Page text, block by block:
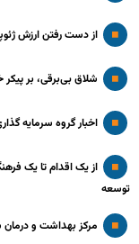
از دست رفتن ارزش
شلاق‌ بی‌برقی، بر
اخبار گروه سرمایه گذاری تصویب سود
از یک اقدام تا یک
توسعه
مرکز بهداشت و